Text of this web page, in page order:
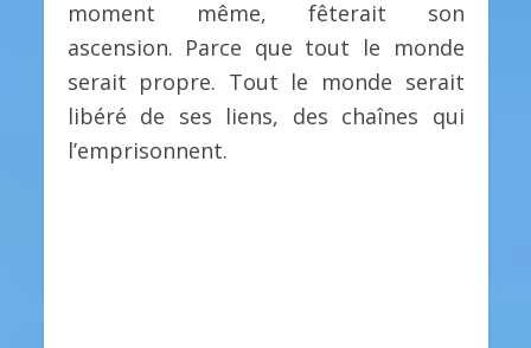
moment même, fêterait son
ascension. Parce que tout le monde
serait propre. Tout le monde serait
libéré de ses liens, des chaînes qui
l’emprisonnent.